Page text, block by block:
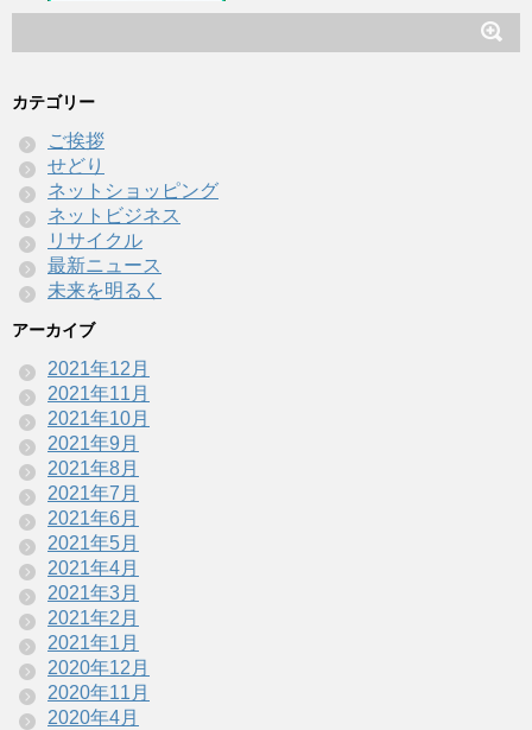
カテゴリー
ご挨拶
せどり
ネットショッピング
ネットビジネス
リサイクル
最新ニュース
未来を明るく
アーカイブ
2021年12月
2021年11月
2021年10月
2021年9月
2021年8月
2021年7月
2021年6月
2021年5月
2021年4月
2021年3月
2021年2月
2021年1月
2020年12月
2020年11月
2020年4月